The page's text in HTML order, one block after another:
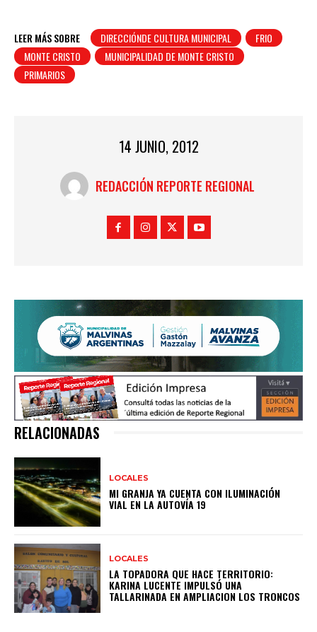
LEER MÁS SOBRE DIRECCIÓNDE CULTURA MUNICIPAL
FRIO
MONTE CRISTO
MUNICIPALIDAD DE MONTE CRISTO
PRIMARIOS
14 JUNIO, 2012
REDACCIÓN REPORTE REGIONAL
RELACIONADAS
LOCALES
MI GRANJA YA CUENTA CON ILUMINACIÓN
VIAL EN LA AUTOVÍA 19
LOCALES
LA TOPADORA QUE HACE TERRITORIO:
KARINA LUCENTE IMPULSÓ UNA
TALLARINADA EN AMPLIACION LOS TRONCOS